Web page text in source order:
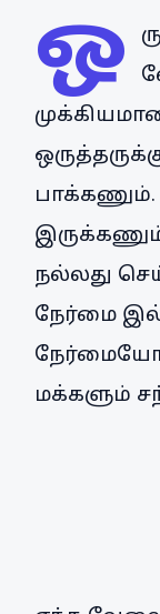
ஒ
நல்லது
நேர்மை
மக்களும்